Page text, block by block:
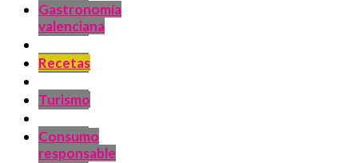
Gastronomía
valenciana
Recetas
Turismo
Consumo
responsable